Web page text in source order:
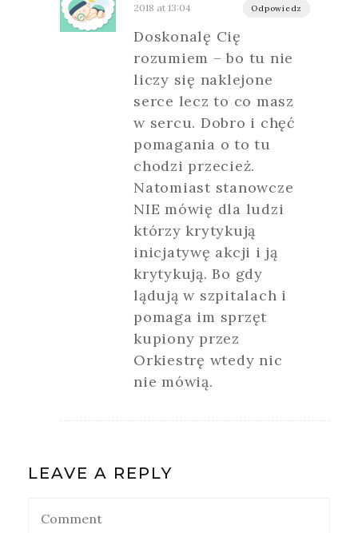
2018 at 13:04 Odpowiedz
Doskonalę Cię
rozumiem – bo tu nie
liczy się naklejone
serce lecz to co masz
w sercu. Dobro i chęć
pomagania o to tu
chodzi przecież.
Natomiast stanowcze
NIE mówię dla ludzi
którzy krytykują
inicjatywę akcji i ją
krytykują. Bo gdy
lądują w szpitalach i
pomaga im sprzęt
kupiony przez
Orkiestrę wtedy nic
nie mówią.
LEAVE A REPLY